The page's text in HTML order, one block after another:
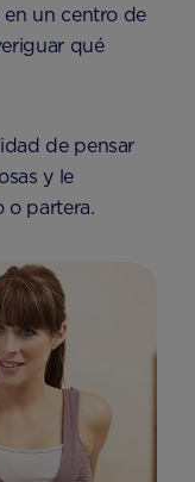
en un centro de
qué
de pensar
y le
o partera.